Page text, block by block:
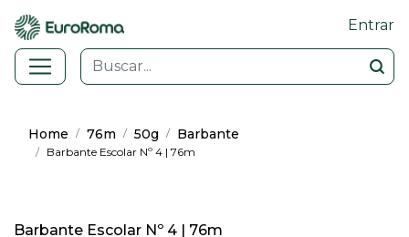
Entrar
Home 76m 50g Barbante
Barbante Escolar Nº 4 | 76m
Barbante Escolar Nº 4 | 76m